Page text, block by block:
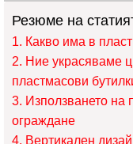
Резюме на
Какво има в
Ние украсяваме
пластмасови
Използването на
ограждане
Вертикален